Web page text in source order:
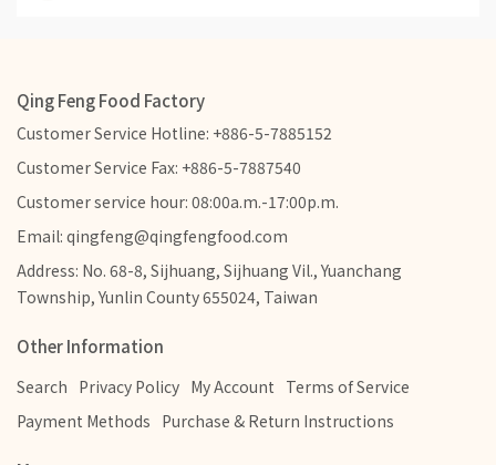
Qing Feng Food Factory
Customer Service Hotline: +886-5-7885152
Customer Service Fax: +886-5-7887540
Customer service hour: 08:00a.m.-17:00p.m.
Email: qingfeng@qingfengfood.com
Address: No. 68-8, Sijhuang, Sijhuang Vil., Yuanchang
Township, Yunlin County 655024, Taiwan
Other Information
Search Privacy Policy My Account Terms of Service
Payment Methods Purchase & Return Instructions